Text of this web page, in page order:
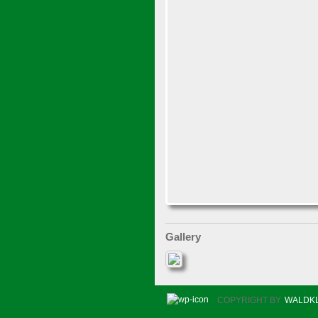
Gallery
COPYRIGHT BY